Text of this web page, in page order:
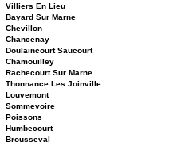
Villiers En Lieu
Bayard Sur Marne
Chevillon
Chancenay
Doulaincourt Saucourt
Chamouilley
Rachecourt Sur Marne
Thonnance Les Joinville
Louvemont
Sommevoire
Poissons
Humbecourt
Brousseval